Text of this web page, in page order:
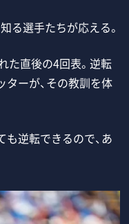
る選手たちが応える。
た直後の4回表。逆転
ーが、その教訓を体
も逆転できるので、あ